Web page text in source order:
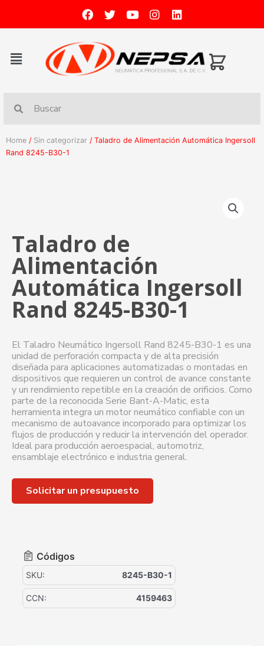
Home / Sin categorizar / Taladro de Alimentación Automática Ingersoll
Rand 8245-B30-1
Taladro de
Alimentación
Automática Ingersoll
Rand 8245-B30-1
El Taladro Neumático Ingersoll Rand 8245-B30-1 es una
unidad de perforación compacta y de alta precisión
diseñada para aplicaciones automatizadas o montadas en
dispositivos que requieren un control de avance constante
y un rendimiento repetible en la creación de orificios. Como
parte de la reconocida Serie Bant-A-Matic, esta
herramienta integra un motor neumático confiable con un
mecanismo de autoavance incorporado para optimizar los
flujos de producción y reducir la intervención del operador.
Ideal para producción aeroespacial, automotriz,
ensamblaje electrónico e industria general.
Solicitar un presupuesto
Códigos
SKU: 8245-B30-1
CCN: 4159463